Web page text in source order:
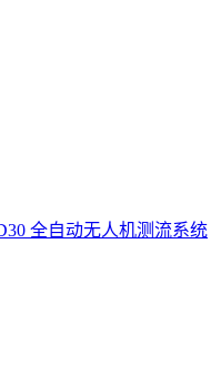
全自动无人机测流系统